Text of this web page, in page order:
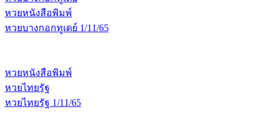
หวยหนังสือพิมพ์
หวยบางกอกทูเดย์ 1/11/65
หวยหนังสือพิมพ์
หวยไทยรัฐ
หวยไทยรัฐ 1/11/65